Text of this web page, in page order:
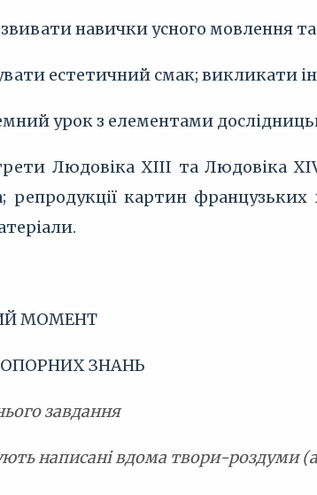
навички усного мовлення
естетичний смак; викликати
урок з елементами
Людовіка XIII та Людовіка
репродукції картин
МОМЕНТ
ОПОРНИХ ЗНАНЬ
завдання
написані вдома твори-роздуми